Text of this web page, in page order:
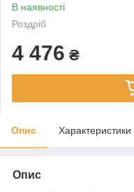
В наявності
Роздріб
4 476 ₴
Опис Характеристики
Опис